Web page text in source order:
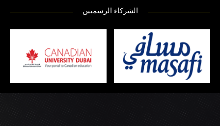
الشركاء الرسميين